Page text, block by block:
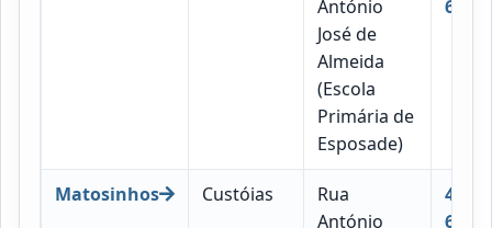
António
José de
Almeida
(Escola
Primária de
Esposade)
674
Matosinhos Custóias
Rua
António
4460-
676